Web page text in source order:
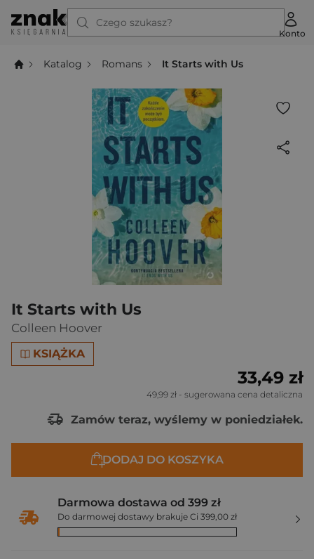
Czego szukasz?
Konto
Katalog Romans It Starts with Us
It Starts with Us
Colleen Hoover
KSIĄŻKA
33,49 zł
49,99 zł - sugerowana cena detaliczna
Zamów teraz, wyślemy w poniedziałek.
DODAJ DO KOSZYKA
Darmowa dostawa od 399 zł
Do darmowej dostawy brakuje Ci 399,00 zł